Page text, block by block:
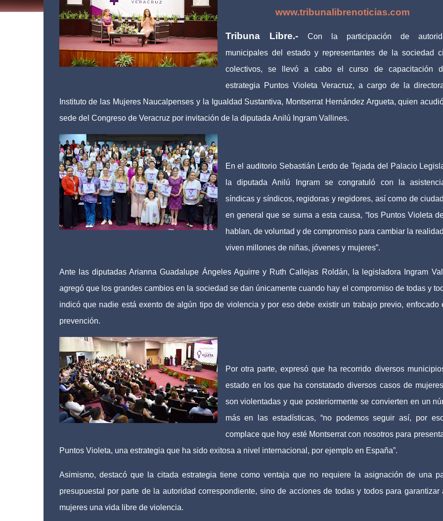
www.tribunalibrenoticias.com
Tribuna Libre.-
Con la participación de
municipales del estado y representantes de la sociedad
colectivos, se llevó a cabo el curso de capacitación
estrategia Puntos Violeta Veracruz, a cargo de la
Instituto de las Mujeres Naucalpenses y la Igualdad Sustantiva, Montserrat Hernández Argueta, quien
sede del Congreso de Veracruz por invitación de la diputada Anilú Ingram Vallines.
En el auditorio Sebastián Lerdo de Tejada del Palacio
la diputada Anilú Ingram se congratuló con la
síndicas y síndicos, regidoras y regidores, así como de
en general que se suma a esta causa, “los Puntos Violeta
hablan, de voluntad y de compromiso para cambiar la
viven millones de niñas, jóvenes y mujeres”.
Ante las diputadas Arianna Guadalupe Ángeles Aguirre y Ruth Callejas Roldán, la legisladora Ingram
agregó que los grandes cambios en la sociedad se dan únicamente cuando hay el compromiso de todas y
indicó que nadie está exento de algún tipo de violencia y por eso debe existir un trabajo previo, enfocado
prevención.
Por otra parte, expresó que ha recorrido diversos
estado en los que ha constatado diversos casos de
son violentadas y que posteriormente se convierten en un
más en las estadísticas, “no podemos seguir así, por
complace que hoy esté Montserrat con nosotros para
Puntos Violeta, una estrategia que ha sido exitosa a nivel internacional, por ejemplo en España”.
Asimismo, destacó que la citada estrategia tiene como ventaja que no requiere la asignación de una
presupuestal por parte de la autoridad correspondiente, sino de acciones de todas y todos para garantizar
mujeres una vida libre de violencia.